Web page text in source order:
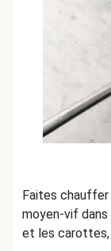
Faites chauffer
moyen-vif dans
et les carottes,